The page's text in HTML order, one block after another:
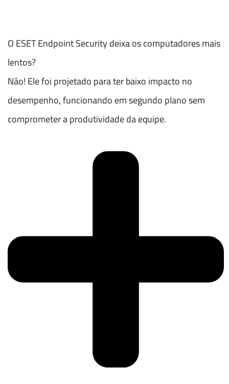
O ESET Endpoint Security deixa os computadores mais
lentos?
Não! Ele foi projetado para ter baixo impacto no
desempenho, funcionando em segundo plano sem
comprometer a produtividade da equipe.